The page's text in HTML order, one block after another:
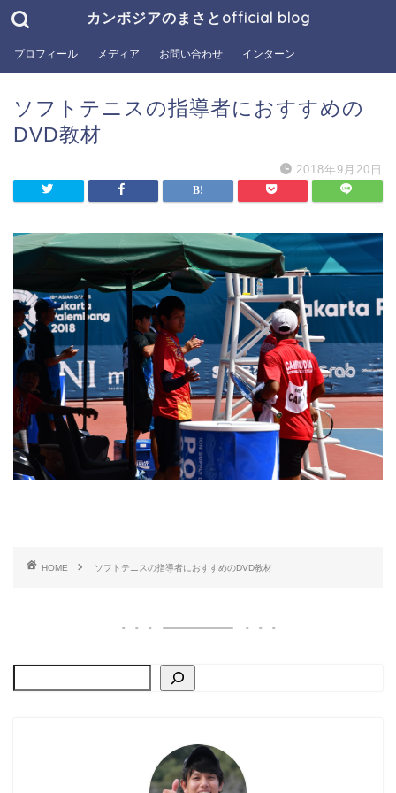
カンボジアのまさとofficial blog
プロフィール メディア お問い合わせ インターン
ソフトテニスの指導者におすすめの
DVD教材
2018年9月20日
HOME ソフトテニスの指導者におすすめのDVD教材